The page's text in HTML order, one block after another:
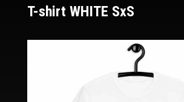
T-shirt WHITE SxS